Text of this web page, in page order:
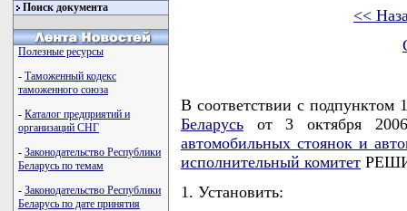
Поиск документа
Полезные ресурсы
- Таможенный кодекс
таможенного союза
- Каталог предприятий и
организаций СНГ
- Законодательство Республики
Беларусь по темам
- Законодательство Республики
Беларусь по дате принятия
<<
В соответствии с подпунктом
Беларусь от 3 октября
автомобильных стоянок и
исполнительный комитет
1. Установить: